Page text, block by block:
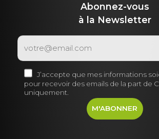
Abonnez-vous
à la Newsletter
J’accepte que mes informations
pour recevoir des emails de la part de
uniquement.